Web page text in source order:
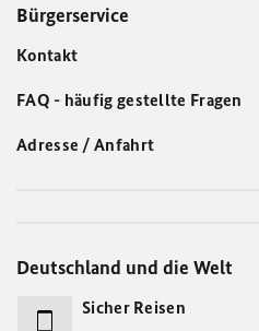
Bürgerservice
Kontakt
FAQ - häufig gestellte Fragen
Adresse / Anfahrt
Deutschland und die Welt
Sicher Reisen